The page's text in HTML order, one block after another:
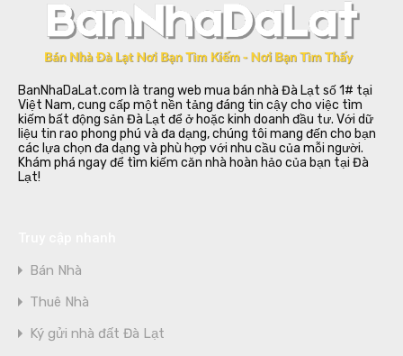
BanNhaDaLat.com là trang web mua bán nhà Đà Lạt số 1# tại
Việt Nam, cung cấp một nền tảng đáng tin cậy cho việc tìm
kiếm bất động sản Đà Lạt để ở hoặc kinh doanh đầu tư. Với dữ
liệu tin rao phong phú và đa dạng, chúng tôi mang đến cho bạn
các lựa chọn đa dạng và phù hợp với nhu cầu của mỗi người.
Khám phá ngay để tìm kiếm căn nhà hoàn hảo của bạn tại Đà
Lạt!
Bán Nhà
Thuê Nhà
Ký gửi nhà đất Đà Lạt